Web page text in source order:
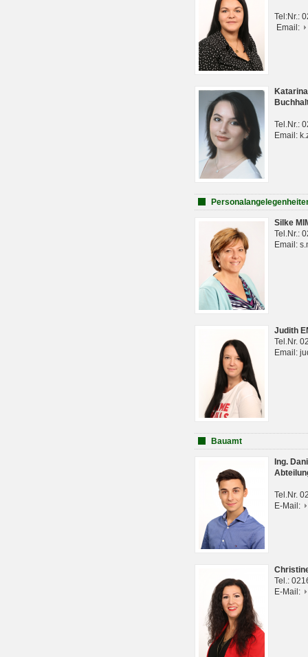
Tel:Nr.:
Email:
Tel.Nr.:
Email:
Silke
Tel.Nr.:
Email:
Judith
Tel.Nr.
Email:
Bauamt
Ing.
Tel.Nr.
E-Mail:
Tel.:
E-Mail: